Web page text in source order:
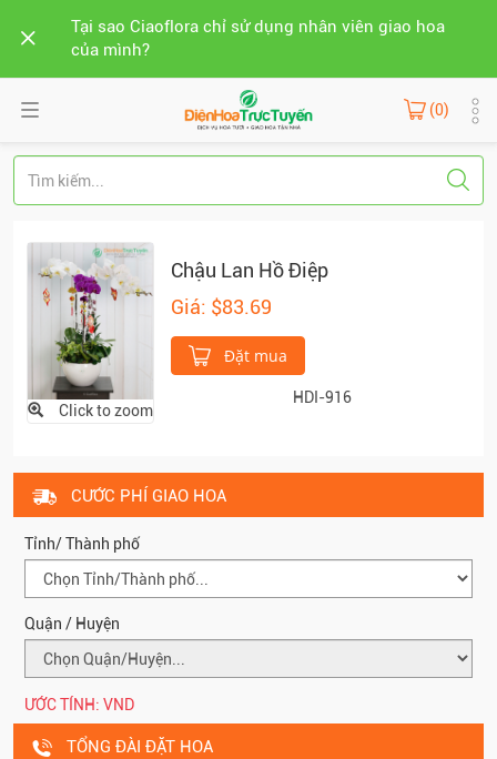
Tại sao Ciaoflora chỉ sử dụng nhân viên giao hoa
của mình?
(0)
Click to zoom
Chậu Lan Hồ Điệp
Giá: $83.69
Đặt mua
HDI-916
CƯỚC PHÍ GIAO HOA
Tỉnh/ Thành phố
Quận / Huyện
ƯỚC TÍNH: VND
TỔNG ĐÀI ĐẶT HOA